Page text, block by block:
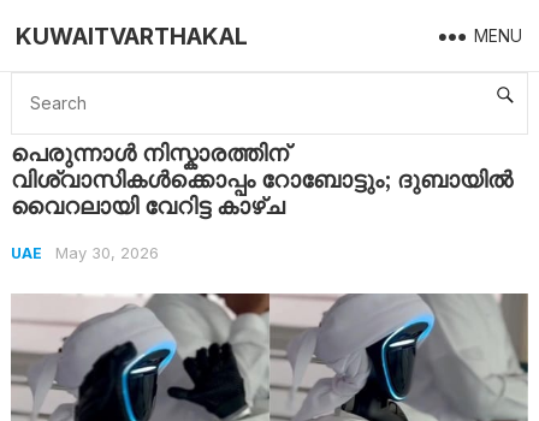
KUWAITVARTHAKAL MENU
Home UAE പെരുന്നാൾ നിസ്കാരത്തിന് വിശ്വാസികൾക്കൊപ്പം റോബോട്ടും; ദുബായിൽ വൈറലായി വേറിട്ട കാഴ്ച
പെരുന്നാൾ നിസ്കാരത്തിന്
വിശ്വാസികൾക്കൊപ്പം റോബോട്ടും; ദുബായിൽ
വൈറലായി വേറിട്ട കാഴ്ച
UAE May 30, 2026